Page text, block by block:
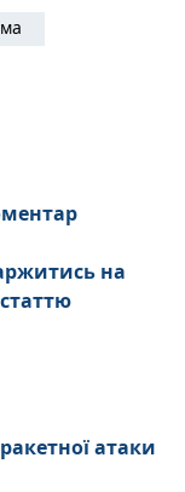
на
статтю
атаки